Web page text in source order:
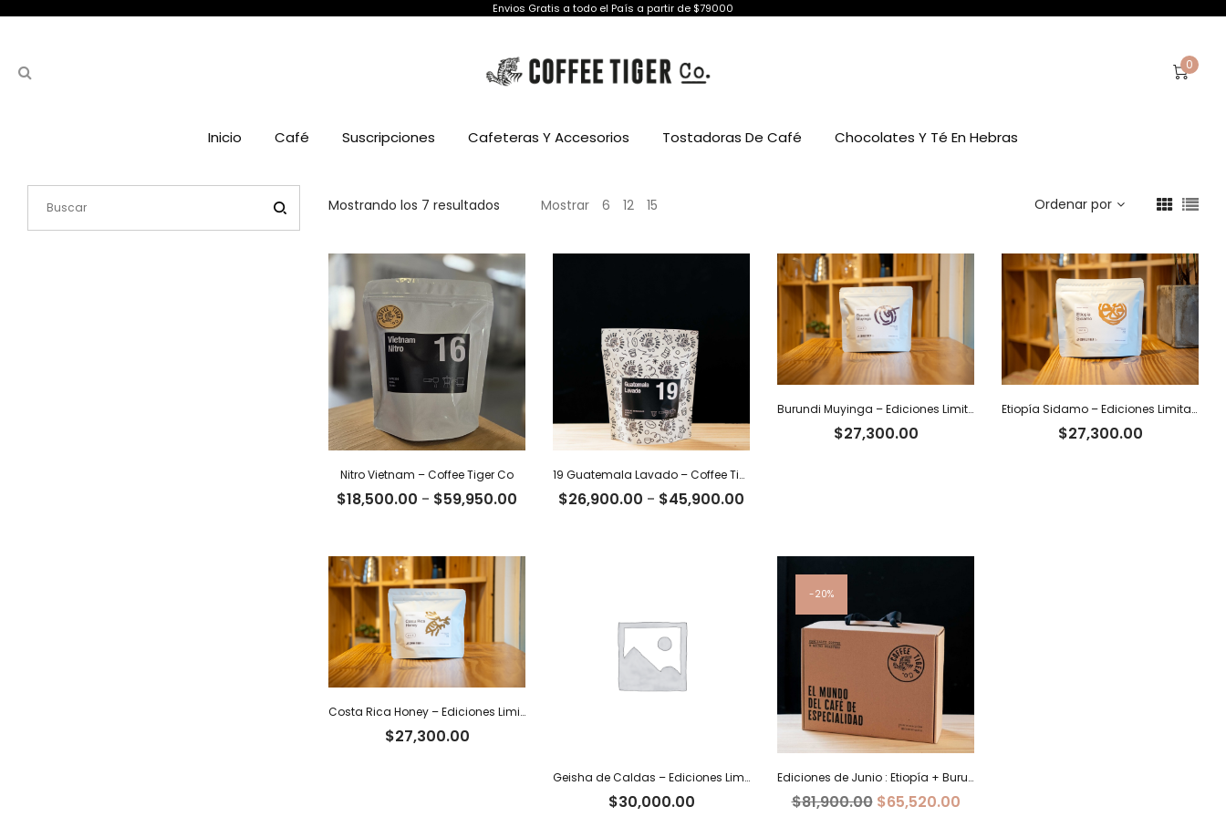
Envios Gratis a todo el País a partir de $79000
0
Inicio Café Suscripciones Cafeteras Y Accesorios Tostadoras De Café Chocolates Y Té En Hebras
Mostrando los 7 resultados Ordenado
bajo
a
Mostrar 6 12 15 Ordenar por
Nitro Vietnam – Coffee Tiger Co
$18,500.00 - $59,950.00 Rango
desde
19 Guatemala Lavado – Coffee Tiger Co
$26,900.00 - $45,900.00
desde
$26,900.00
Burundi Muyinga – Ediciones Limitadas Tiger
$27,300.00
Etiopía Sidamo – Ediciones Limitadas Tiger
$27,300.00
Costa Rica Honey – Ediciones Limitadas Tiger
$27,300.00
Geisha de Caldas – Ediciones Limitadas Tiger
$30,000.00
20%
Ediciones de Junio : Etiopía + Burundi+ Costa Rica
$81,900.00 El
$65,520.00El